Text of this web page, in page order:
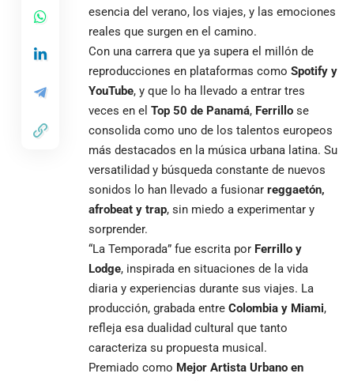
esencia del verano, los viajes, y las emociones
reales que surgen en el camino.
Con una carrera que ya supera el millón de
reproducciones en plataformas como Spotify y
YouTube, y que lo ha llevado a entrar tres
veces en el Top 50 de Panamá, Ferrillo se
consolida como uno de los talentos europeos
más destacados en la música urbana latina. Su
versatilidad y búsqueda constante de nuevos
sonidos lo han llevado a fusionar reggaetón,
afrobeat y trap, sin miedo a experimentar y
sorprender.
“La Temporada” fue escrita por Ferrillo y
Lodge, inspirada en situaciones de la vida
diaria y experiencias durante sus viajes. La
producción, grabada entre Colombia y Miami,
refleja esa dualidad cultural que tanto
caracteriza su propuesta musical.
Premiado como Mejor Artista Urbano en